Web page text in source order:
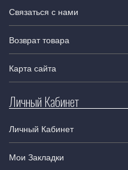
Связаться с нами
Возврат товара
Карта сайта
Личный Кабинет
Личный Кабинет
Мои Закладки